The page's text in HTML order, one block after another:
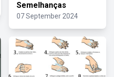
Semelhanças
07 September 2024